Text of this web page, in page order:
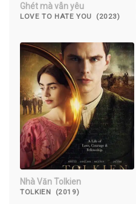
Ghét mà vẫn yêu
LOVE TO HATE YOU (2023)
Nhà Văn Tolkien
TOLKIEN (2019)